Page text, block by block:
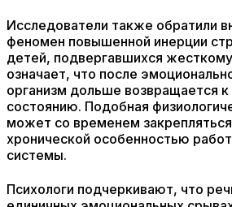
Исследователи также обратили
феномен повышенной инерции
детей, подвергавшихся
означает, что после
организм дольше возвращается
состоянию. Подобная
может со временем закрепляться
хронической особенностью
системы.
Психологи подчеркивают, что